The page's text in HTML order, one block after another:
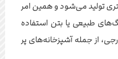
تولید می‌شود و همین امر
طبیعی یا بتن استفاده
از جمله آشپزخانه‌های پر